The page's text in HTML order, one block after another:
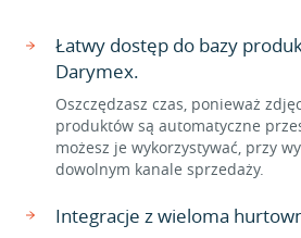
Łatwy dostęp do bazy
Darymex.
Oszczędzasz czas, ponieważ
produktów są automatyczne
możesz je wykorzystywać, przy
dowolnym kanale sprzedaży.
Integracje z wieloma